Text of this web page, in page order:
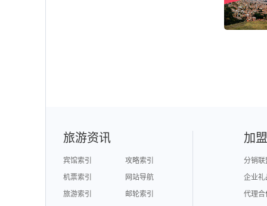
旅游资讯
宾馆索引
攻略索引
机票索引
网站导航
旅游索引
邮轮索引
加
分销联
企业礼
代理合